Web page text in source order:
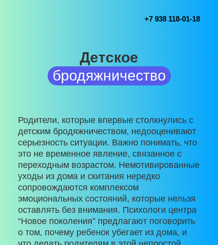
+7 938 118-01-18
Детское
бродяжничество
Родители, которые впервые столкнулись с
детским бродяжничеством, недооценивают
серьезность ситуации. Важно понимать, что
это не временное явление, связанное с
переходным возрастом. Немотивированные
уходы из дома и скитания нередко
сопровождаются комплексом
эмоциональных состояний, которые нельзя
оставлять без внимания. Психологи центра
“Новое поколения” предлагают поговорить
о том, почему ребенок убегает из дома, и